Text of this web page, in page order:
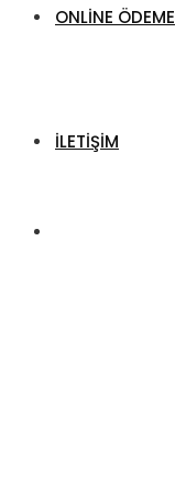
ONLINE ÖDEME
İLETIŞIM